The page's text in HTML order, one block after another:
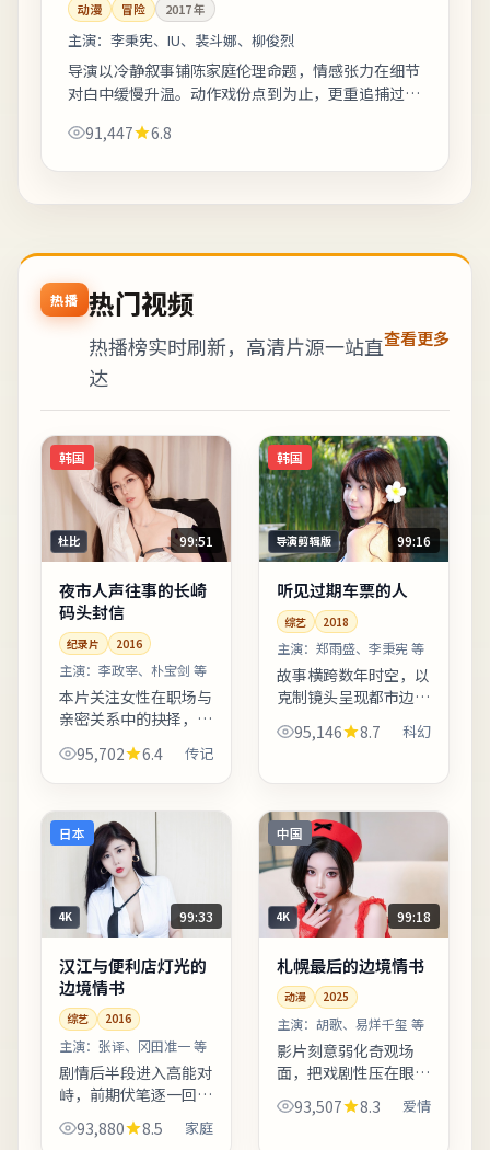
动漫 冒险 2017年
主演： 李秉宪、IU、裴斗娜、柳俊烈
导演以冷静叙事铺陈家庭伦理命题，情感张力在细节
对白中缓慢升温。动作戏份点到为止，更重追捕过程
行爱好者可按图索骥打卡。《末班电车往事...
91,447 6.8
热播 热门视频
热播榜实时刷新，高清片源一站直
达
查看更多
韩国
杜比 99:51
夜市人声往事的长崎
码头封信
纪录片 2016
主演： 李政宰、朴宝剑 等
本片关注女性在职场与
亲密关系中的抉择，冲
突不落俗套，留白克
制。影像质感接近胶片
景结合氛围出众。上线
之后口碑分化属正常现
象，建...
95,702 6.4 传记
韩国
导演剪辑版 99:16
听见过期车票的人
综艺 2018
主演： 郑雨盛、李秉宪 等
故事横跨数年时空，以
克制镜头呈现都市边缘
群体的生存缝隙。亲情
线处理含蓄，几场餐桌
解读：同一故事，允许
多种...
95,146 8.7 科幻
日本
4K 99:33
汉江与便利店灯光的
边境情书
综艺 2016
主演： 张译、冈田准一 等
剧情后半段进入高能对
峙，前期伏笔逐一回
收，观感紧凑。字幕翻
译兼顾口语与文学性，
93,880 8.5 家庭
中国
4K 99:18
札幌最后的边境情书
动漫 2025
主演： 胡歌、易烊千玺 等
影片刻意弱化奇观场
面，把戏剧性压在眼神
与停顿之间。叙事视角
在不同章节切换，观众
93,507 8.3 爱情